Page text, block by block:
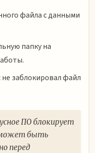
файла с данными
папку на
не заблокировал файл
ПО блокирует
может быть
перед